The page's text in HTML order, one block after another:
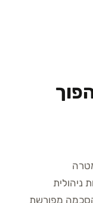
ניהולית
מפורשת